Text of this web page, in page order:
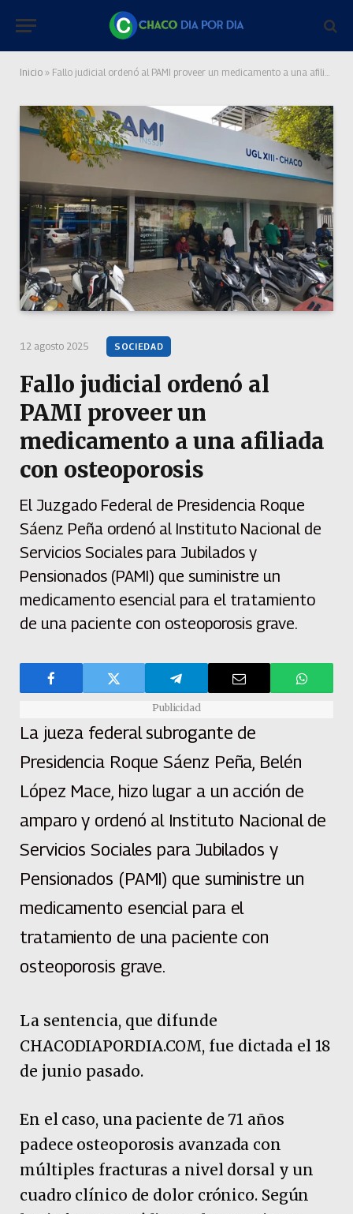
Inicio » Fallo judicial ordenó al PAMI proveer un medicamento a una afiliada con osteoporosis
12 agosto 2025 SOCIEDAD
Fallo judicial ordenó al
PAMI proveer un
medicamento a una afiliada
con osteoporosis
El Juzgado Federal de Presidencia Roque
Sáenz Peña ordenó al Instituto Nacional de
Servicios Sociales para Jubilados y
Pensionados (PAMI) que suministre un
medicamento esencial para el tratamiento
de una paciente con osteoporosis grave.
Publicidad
La jueza federal subrogante de
Presidencia Roque Sáenz Peña, Belén
López Mace, hizo lugar a un acción de
amparo y ordenó al Instituto Nacional de
Servicios Sociales para Jubilados y
Pensionados (PAMI) que suministre un
medicamento esencial para el
tratamiento de una paciente con
osteoporosis grave.
La sentencia, que difunde
CHACODIAPORDIA.COM, fue dictada el 18
de junio pasado.
En el caso, una paciente de 71 años
padece osteoporosis avanzada con
múltiples fracturas a nivel dorsal y un
cuadro clínico de dolor crónico. Según